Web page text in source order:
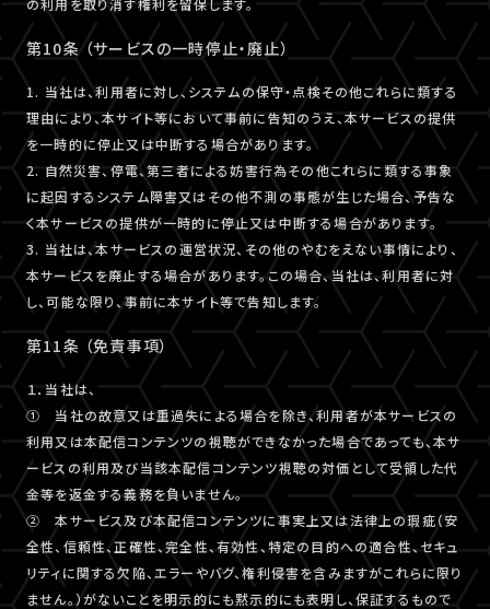
の利用を取り消す権利を留保します。
第10条 （サービスの一時停止・廃止）
1. 当社は、利用者に対し、システムの保守・点検その他これらに類する
理由により、本サイト等において事前に告知のうえ、本サービスの提供
を一時的に停止又は中断する場合があります。
2. 自然災害、停電、第三者による妨害行為その他これらに類する事象
に起因するシステム障害又はその他不測の事態が生じた場合、予告な
く本サービスの提供が一時的に停止又は中断する場合があります。
3. 当社は、本サービスの運営状況、その他のやむをえない事情により、
本サービスを廃止する場合があります。この場合、当社は、利用者に対
し、可能な限り、事前に本サイト等で告知します。
第11条 （免責事項）
１．当社は、
① 当社の故意又は重過失による場合を除き、利用者が本サービスの
利用又は本配信コンテンツの視聴ができなかった場合であっても、本サ
ービスの利用及び当該本配信コンテンツ視聴の対価として受領した代
金等を返金する義務を負いません。
② 本サービス及び本配信コンテンツに事実上又は法律上の瑕疵（安
全性、信頼性、正確性、完全性、有効性、特定の目的への適合性、セキュ
リティに関する欠陥、エラーやバグ、権利侵害を含みますがこれらに限り
ません。）がないことを明示的にも黙示的にも表明し、保証するもので